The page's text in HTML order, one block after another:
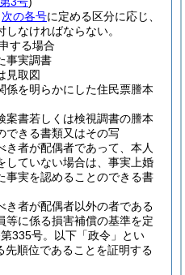
次の各号に定める区分に応じ、
なければならない。
する場合
事実調書
見取図
係を明らかにした住民票謄本
案書若しくは検視調書の謄本
できる書類又はその写
き者が配偶者であって、本人
していない場合は、事実上婚
事実を認めることのできる書
き者が配偶者以外の者である
等に係る損害補償の基準を定
335号。以下「政令」とい
先順位であることを証明する